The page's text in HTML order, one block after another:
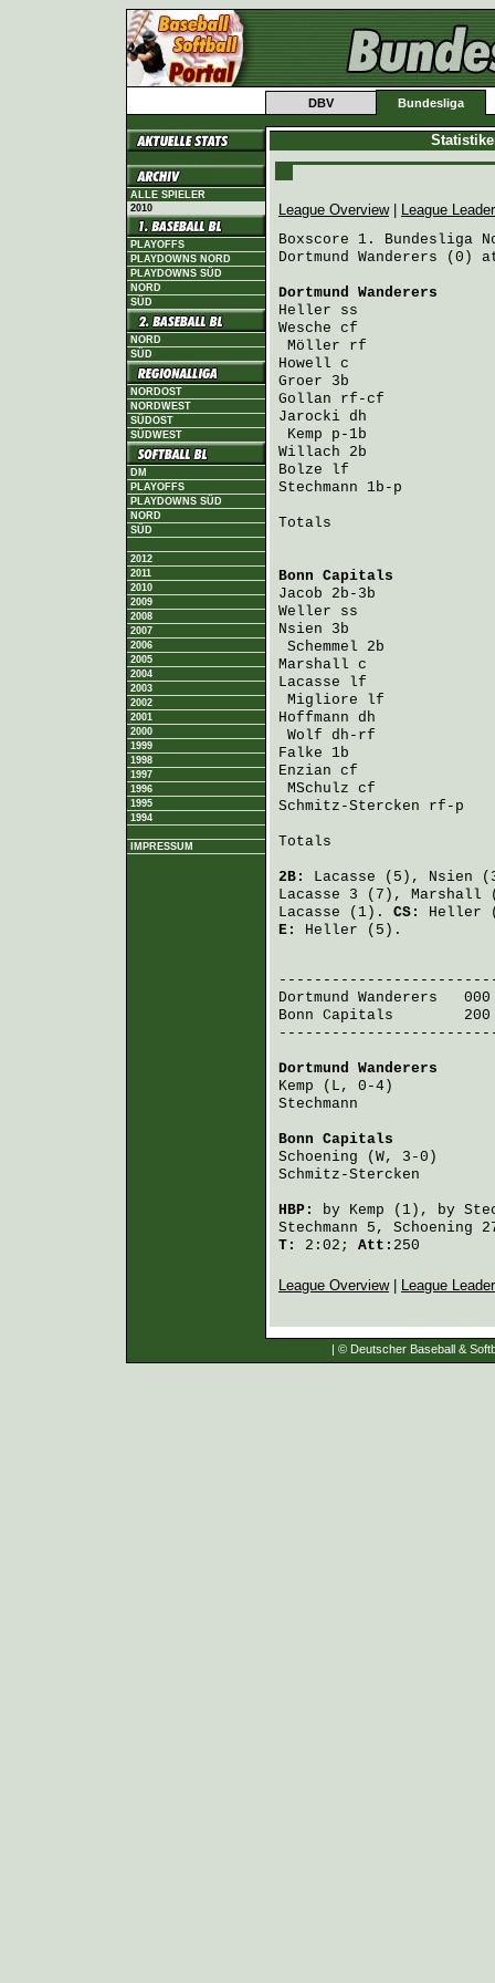
DBV Bundesliga
ALLE SPIELER
2010
PLAYOFFS
PLAYDOWNS NORD
PLAYDOWNS SÜD
NORD
SÜD
NORD
SÜD
NORDOST
NORDWEST
SÜDOST
SÜDWEST
DM
PLAYOFFS
PLAYDOWNS SÜD
NORD
SÜD
2012
2011
2010
2009
2008
2007
2006
2005
2004
2003
2002
2001
2000
1999
1998
1997
1996
1995
1994
IMPRESSUM
League Overview|
League
Boxscore 1. Bundesliga
Dortmund Wanderers (0)
Dortmund Wanderers
Heller ss
Wesche cf
Möller rf
Howell c
Groer 3b
Gollan rf-cf
Jarocki dh
Kemp p-1b
Willach 2b
Bolze lf
Stechmann 1b-p
Totals
Bonn Capitals
Jacob 2b-3b
Weller ss
Nsien 3b
Schemmel 2b
Marshall c
Lacasse lf
Migliore lf
Hoffmann dh
Wolf dh-rf
Falke 1b
Enzian cf
MSchulz cf
Schmitz-Stercken rf-p
Totals
2B: Lacasse (5), Nsien
Lacasse 3 (7), Marshall
Lacasse (1). CS: Heller
E: Heller (5).
Dortmund Wanderers
Bonn Capitals
Dortmund Wanderers
Kemp (L, 0-4)
Stechmann
Bonn Capitals
Schoening (W, 3-0)
Schmitz-Stercken
HBP: by Kemp (1), by
Stechmann 5, Schoening
T:
2:02; Att: 250
League Overview| League
| © Deutscher Baseball &